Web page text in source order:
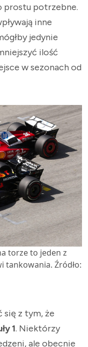
prostu potrzebne.
inne
jedynie
ilość
w sezonach od
torze to jeden z
Źródło:
się z tym, że
1. Niektórzy
ale obecnie